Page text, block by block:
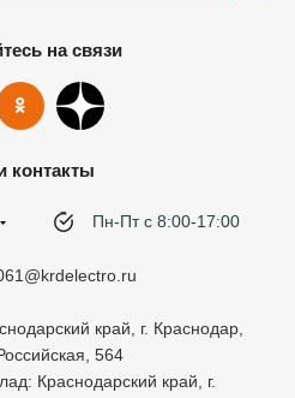
на связи
контакты
Пн-Пт с 8:00-17:00
край, г. Краснодар,
564
Краснодарский край, г.